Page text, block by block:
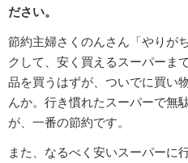
ださい。
節約主婦さくのんさん「やりが
クして、安く買えるスーパーま
品を買うはずが、ついでに買い
んか。行き慣れたスーパーで無
が、一番の節約です。
また、なるべく安いスーパーに